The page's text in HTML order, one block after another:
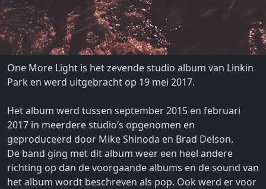
One More Light is het zevende studio album van Linkin
Park en werd uitgebracht op 19 mei 2017.
Het album werd tussen september 2015 en februari
2017 in meerdere studio’s opgenomen en
geproduceerd door Mike Shinoda en Brad Delson.
De band ging met dit album weer een heel andere
richting op dan de voorgaande albums en de sound van
het album wordt beschreven als pop. Ook werd er voor